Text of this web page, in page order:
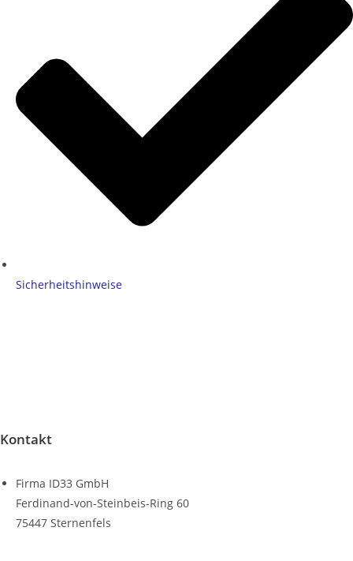
Sicherheitshinweise
Kontakt
Firma ID33 GmbH
Ferdinand-von-Steinbeis-Ring 60
75447 Sternenfels